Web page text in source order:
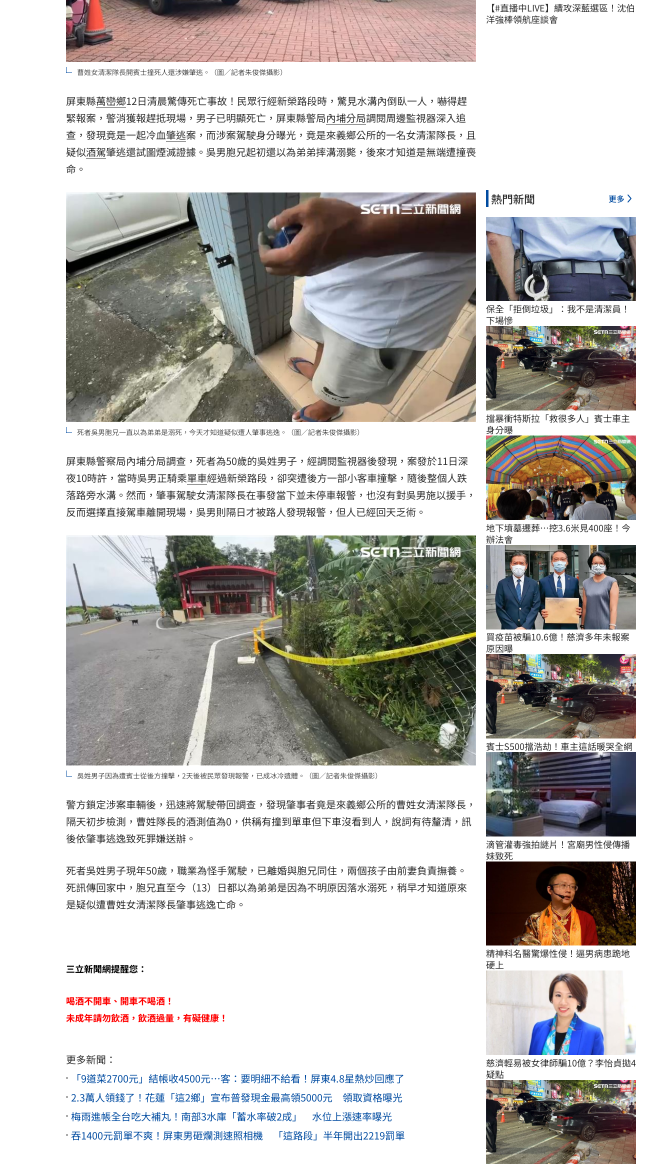
商場戰國來臨 台中「頂奢大道」逐漸成形 12:00
「拍片人的多重宇宙」職涯論壇9/12登場！ 10:30
8國球員齊聚高雄 Formosa 7s掀足球熱潮 10:00
曹姓女清潔隊長開賓士撞死人還涉嫌肇逃。（圖／記者朱俊傑攝影）
屏東縣萬巒鄉12日清晨驚傳死亡事故！民眾行經新榮路段時，驚見水溝內倒臥一人，嚇得趕
緊報案，警消獲報趕抵現場，男子已明顯死亡，屏東縣警局內埔分局調閱周邊監視器深入追
查，發現竟是一起冷血肇逃案，而涉案駕駛身分曝光，竟是來義鄉公所的一名女清潔隊長，且
疑似酒駕肇逃還試圖煙滅證據。吳男胞兄起初還以為弟弟摔溝溺斃，後來才知道是無端遭撞喪
命。
死者吳男胞兄一直以為弟弟是溺死，今天才知道疑似遭人肇事逃逸。（圖／記者朱俊傑攝影）
屏東縣警察局內埔分局調查，死者為50歲的吳姓男子，經調閱監視器後發現，案發於11日深
夜10時許，當時吳男正騎乘單車經過新榮路段，卻突遭後方一部小客車撞擊，隨後整個人跌
落路旁水溝。然而，肇事駕駛女清潔隊長在事發當下並未停車報警，也沒有對吳男施以援手，
反而選擇直接駕車離開現場，吳男則隔日才被路人發現報警，但人已經回天乏術。
吳姓男子因為遭賓士從後方撞擊，2天後被民眾發現報警，已成冰冷遺體。（圖／記者朱俊傑攝影）
警方鎖定涉案車輛後，迅速將駕駛帶回調查，發現肇事者竟是來義鄉公所的曹姓女清潔隊長，
隔天初步檢測，曹姓隊長的酒測值為0，供稱有撞到單車但下車沒看到人，說詞有待釐清，訊
後依肇事逃逸致死罪嫌送辦。
死者吳姓男子現年50歲，職業為怪手駕駛，已離婚與胞兄同住，兩個孩子由前妻負責撫養。
死訊傳回家中，胞兄直至今（13）日都以為弟弟是因為不明原因落水溺死，稍早才知道原來
是疑似遭曹姓女清潔隊長肇事逃逸亡命。
三立新聞網提醒您：
喝酒不開車、開車不喝酒！
未成年請勿飲酒，飲酒過量，有礙健康！
更多新聞：
「9道菜2700元」結帳收4500元⋯客：要明細不給看！屏東4.8星熱炒回應了
2.3萬人領錢了！花蓮「這2鄉」宣布普發現金最高領5000元 領取資格曝光
梅雨進帳全台吃大補丸！南部3水庫「蓄水率破2成」 水位上漲速率曝光
吞1400元罰單不爽！屏東男砸爛測速照相機 「這路段」半年開出2219罰單
【#直播中LIVE】續攻深藍選區！沈伯
洋強棒領航座談會
熱門新聞 更多
保全「拒倒垃圾」：我不是清潔員！
下場慘
擋暴衝特斯拉「救很多人」賓士車主
身分曝
地下墳墓遷葬…挖3.6米見400座！今
辦法會
買疫苗被騙10.6億！慈濟多年未報案
原因曝
賓士S500擋浩劫！車主這話暖哭全網
滴管灌毒強拍謎片！宮廟男性侵傳播
妹致死
精神科名醫驚爆性侵！逼男病患跪地
硬上
慈濟輕易被女律師騙10億？李怡貞拋4
疑點